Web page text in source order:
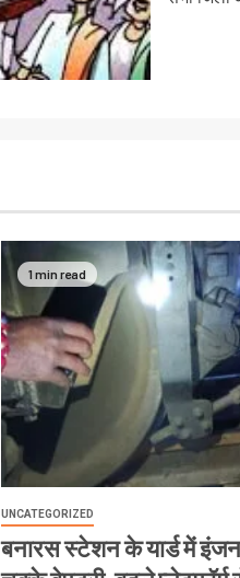
1 min read
UNCATEGORIZED
बनारस स्टेशन के यार्ड में